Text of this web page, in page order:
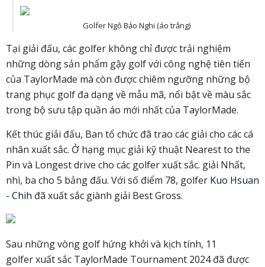
Golfer Ngô Bảo Nghi (áo trắng)
Tại giải đấu, các golfer không chỉ được trải nghiệm
những dòng sản phẩm gậy golf với công nghệ tiên tiến
của TaylorMade mà còn được chiêm ngưỡng những bộ
trang phục golf đa dạng về mẫu mã, nổi bật về màu sắc
trong bộ sưu tập quần áo mới nhất của TaylorMade.
Kết thúc giải đấu, Ban tổ chức đã trao các giải cho các cá
nhân xuất sắc. Ở hạng mục giải kỹ thuật Nearest to the
Pin và Longest drive cho các golfer xuất sắc. giải Nhất,
nhì, ba cho 5 bảng đấu. Với số điểm 78, golfer Kuo Hsuan
- Chih đã xuất sắc giành giải Best Gross.
Sau những vòng golf hứng khởi và kịch tính, 11
golfer xuất sắc TaylorMade Tournament 2024 đã được